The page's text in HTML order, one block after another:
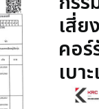
เสี่
คอ
เบา